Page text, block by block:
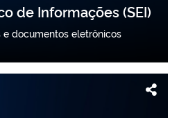
de Informações (SEI)
e documentos eletrônicos